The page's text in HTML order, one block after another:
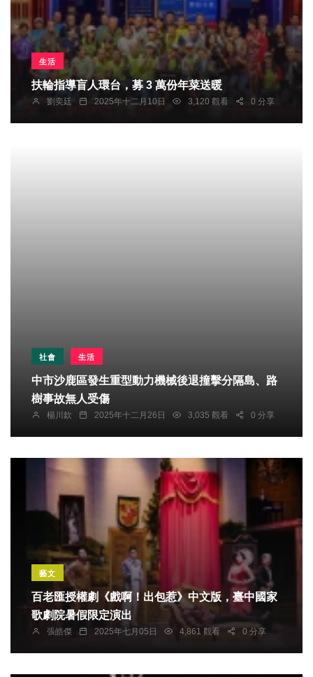
生活
扶輪指導盲人環台，募 3 萬份年菜送暖
劉奕廷 2025年十二月10日 3,120 觀看 0 分享
社會 生活
中市沙鹿區發生重型動力機械後退撞擊分隔島、路
樹事故無人受傷
楊川欽 2025年十二月26日 3,035 觀看 0 分享
藝文
百老匯授權劇《戲啊！出包惹》中文版，臺中國家
歌劇院暑假限定演出
張皓傑 2025年七月05日 4,861 觀看 0 分享